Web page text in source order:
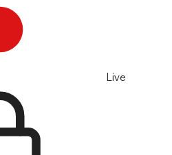
Live